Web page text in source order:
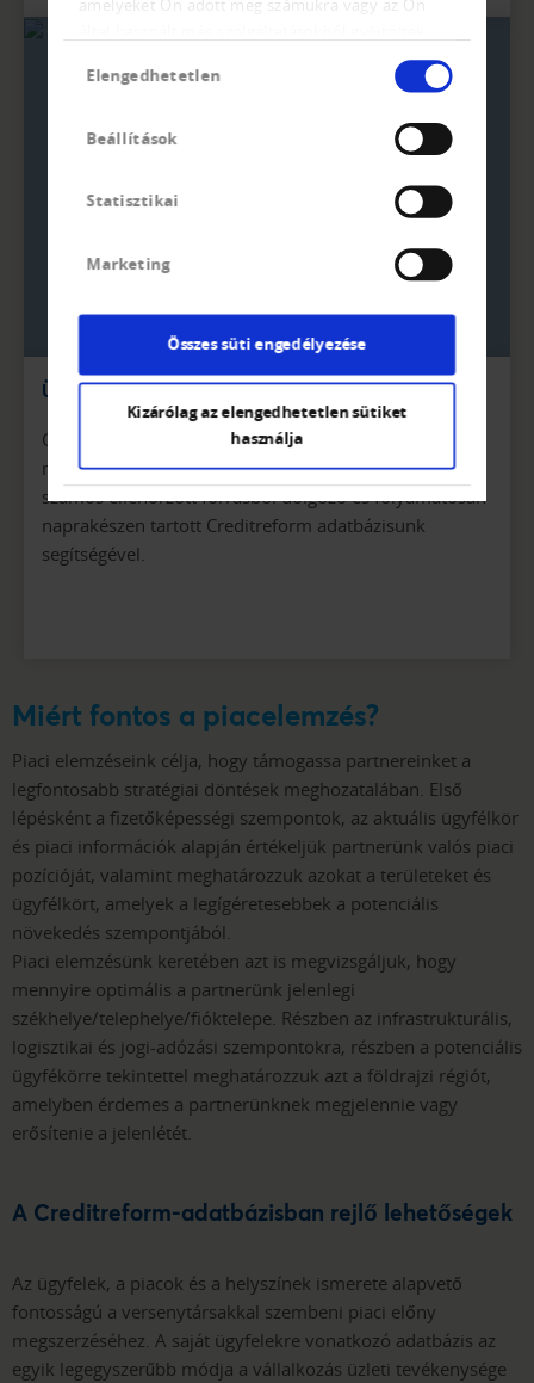
kiválasztása
Elengedhetetlen
Beállítások
Statisztikai
Marketing
Összes süti engedélyezése
Kizárólag az elengedhetetlen sütiket
használja
Ügyfélkör-elemzés
Gazdasági információk több mint 24,5 millió állami és
magánvállalatról 45 európai országból – egyedülálló,
számos ellenőrzött forrásból dolgozó és folyamatosan
naprakészen tartott Creditreform adatbázisunk
segítségével.
Miért fontos a piacelemzés?
Piaci elemzéseink célja, hogy támogassa partnereinket a
legfontosabb stratégiai döntések meghozatalában. Első
lépésként a fizetőképességi szempontok, az aktuális ügyfélkör
és piaci információk alapján értékeljük partnerünk valós piaci
pozícióját, valamint meghatározzuk azokat a területeket és
ügyfélkört, amelyek a legígéretesebbek a potenciális
növekedés szempontjából.
Piaci elemzésünk keretében azt is megvizsgáljuk, hogy
mennyire optimális a partnerünk jelenlegi
székhelye/telephelye/fióktelepe. Részben az infrastrukturális,
logisztikai és jogi-adózási szempontokra, részben a potenciális
ügyfékörre tekintettel meghatározzuk azt a földrajzi régiót,
amelyben érdemes a partnerünknek megjelennie vagy
erősítenie a jelenlétét.
A Creditreform-adatbázisban rejlő lehetőségek
Az ügyfelek, a piacok és a helyszínek ismerete alapvető
fontosságú a versenytársakkal szembeni piaci előny
megszerzéséhez. A saját ügyfelekre vonatkozó adatbázis az
egyik legegyszerűbb módja a vállalkozás üzleti tevékenysége